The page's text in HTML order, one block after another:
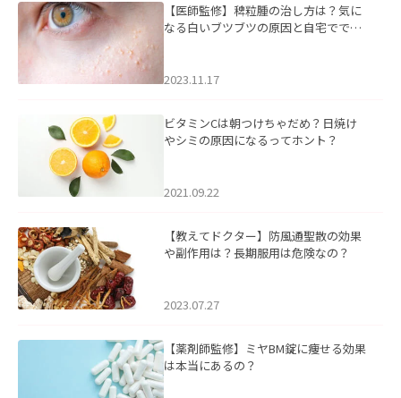
【医師監修】稗粒腫の治し方は？気に
なる白いブツブツの原因と自宅ででき
2023.11.17
ビタミンCは朝つけちゃだめ？日焼け
やシミの原因になるってホント？
2021.09.22
【教えてドクター】防風通聖散の効果
や副作用は？長期服用は危険なの？
2023.07.27
【薬剤師監修】ミヤBM錠に痩せる効果
は本当にあるの？